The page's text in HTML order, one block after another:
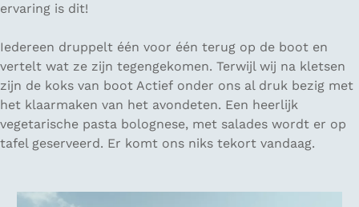
ervaring is dit!
Iedereen druppelt één voor één terug op de boot en
vertelt wat ze zijn tegengekomen. Terwijl wij na kletsen
zijn de koks van boot Actief onder ons al druk bezig met
het klaarmaken van het avondeten. Een heerlijk
vegetarische pasta bolognese, met salades wordt er op
tafel geserveerd. Er komt ons niks tekort vandaag.